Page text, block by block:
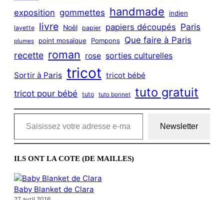
exposition gommettes handmade indien
layette livre Noël papier papiers découpés Paris
plumes point mosaïque Pompons Que faire à Paris
recette roman rose sorties culturelles
Sortir à Paris tricot tricot bébé
tricot pour bébé tuto tuto bonnet tuto gratuit
Saisissez votre adresse e-mail…
Newsletter
ILS ONT LA COTE (DE MAILLES)
Baby Blanket de Clara